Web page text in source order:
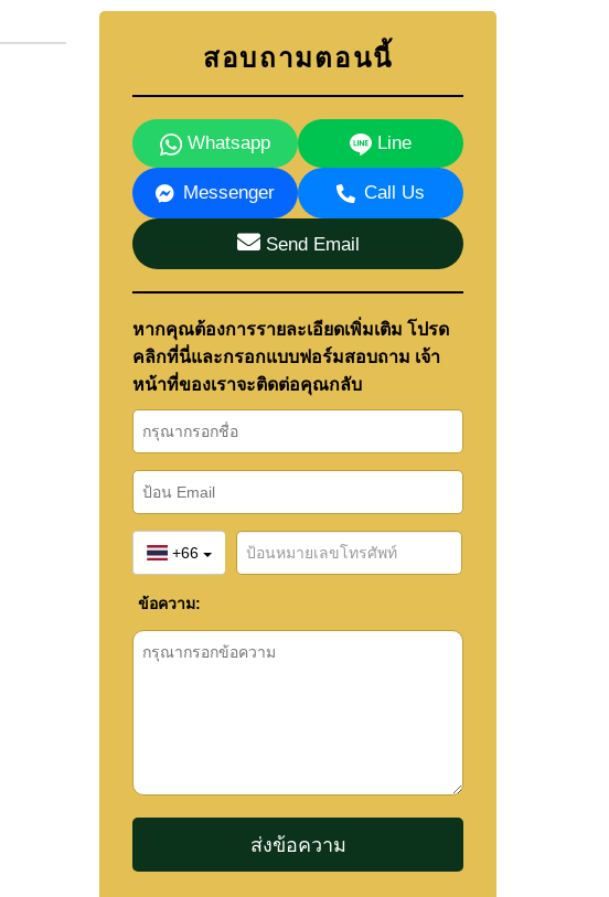
สอบถามตอนนี้
Whatsapp Line
Messenger Call Us
Send Email
หากคุณต้องการรายละเอียดเพิ่มเติม โปรด
คลิกที่นี่และกรอกแบบฟอร์มสอบถาม เจ้า
หน้าที่ของเราจะติดต่อคุณกลับ
+66
ข้อความ: